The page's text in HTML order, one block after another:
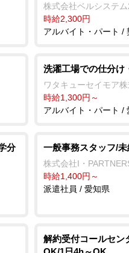
株式会社ベルシステ
時給2,300円
アルバイト・パート /
洗濯工場での仕分け
ワタキューセイモア
時給1,300円～
アルバイト・パート /
分
一般事務スタッフ/
株式会社I・
時給1,400円～
派遣社員 / 愛知県
解約受付コールセン